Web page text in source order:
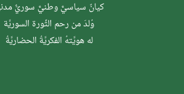
كيانٌ سياسيٌّ وطنيٌّ سوريٌّ
وُلدَ من رحم الثَّورة السوريَّة
له هويَّتهُ الفكريَّةُ الحضاريَّةُ